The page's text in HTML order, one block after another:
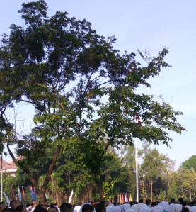
Hingga
Teleconference
Warnai
Spectrum
Hari
Pertama